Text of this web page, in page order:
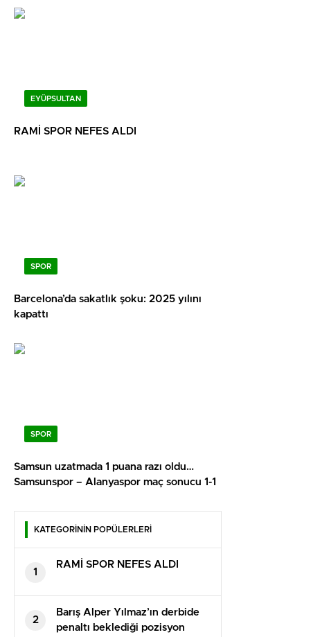
EYÜPSULTAN
RAMİ SPOR NEFES ALDI
SPOR
Barcelona’da sakatlık şoku: 2025 yılını
kapattı
SPOR
Samsun uzatmada 1 puana razı oldu…
Samsunspor – Alanyaspor maç sonucu 1-1
KATEGORİNİN POPÜLERLERİ
1
RAMİ SPOR NEFES ALDI
2
Barış Alper Yılmaz’ın derbide
penaltı beklediği pozisyon